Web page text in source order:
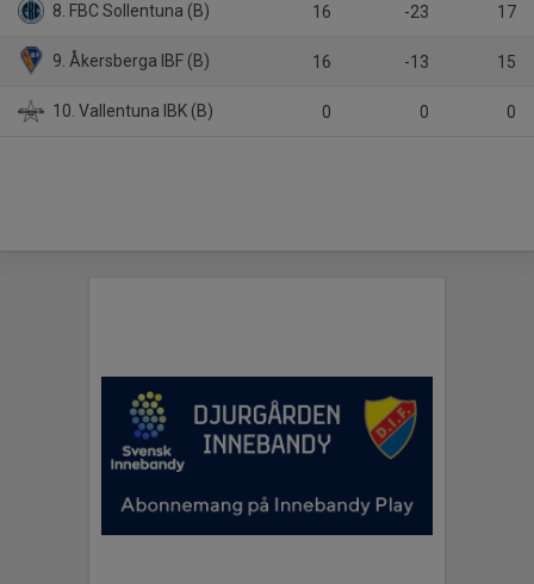
8. FBC Sollentuna (B) 16 -23 17
9. Åkersberga IBF (B) 16 -13 15
10. Vallentuna IBK (B) 0 0 0